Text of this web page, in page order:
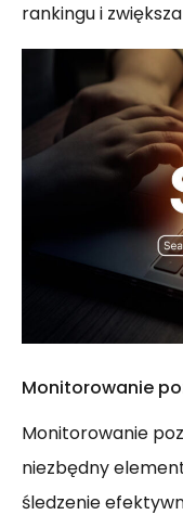
rankingu i
Monitorowanie
Monitorowanie
niezbędny
śledzenie